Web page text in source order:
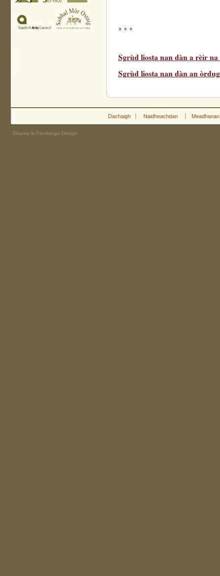
* * *
Sgrùd liosta nan dàn a rèir na
Sgrùd liosta nan dàn an
Dachaigh Naidheachdan Meadhanan
Dèanta le Fandango Design